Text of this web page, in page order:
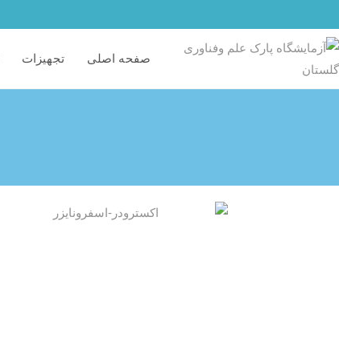
صفحه اصلی تجهیزات